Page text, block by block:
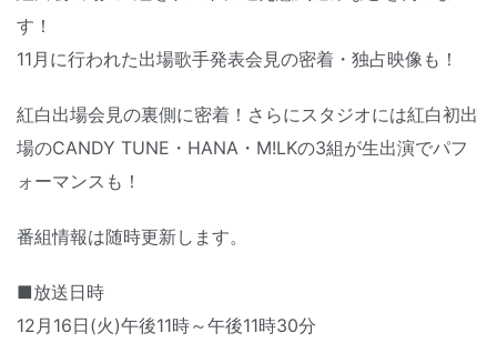
す！
11月に行われた出場歌手発表会見の密着・独占映像も！
紅白出場会見の裏側に密着！さらにスタジオには紅白初出
場のCANDY TUNE・HANA・M!LKの3組が生出演でパフ
ォーマンスも！
番組情報は随時更新します。
■放送日時
12月16日(火)午後11時～午後11時30分